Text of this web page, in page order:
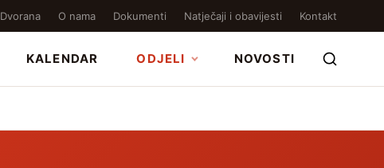
Dvorana O nama Dokumenti Natječaji i obavijesti Kontakt
KALENDAR ODJELI NOVOSTI